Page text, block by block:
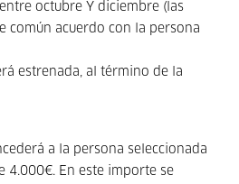
octubre Y diciembre (las
común acuerdo con la persona
estrenada, al término de la
a la persona seleccionada
4.000€. En este importe se